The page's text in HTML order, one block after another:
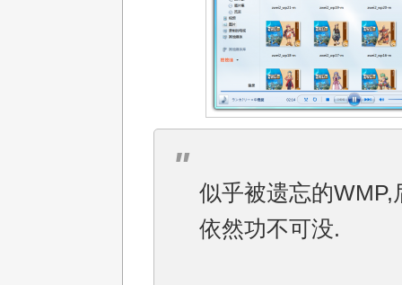
似乎被遗忘的WMP,
依然功不可没.